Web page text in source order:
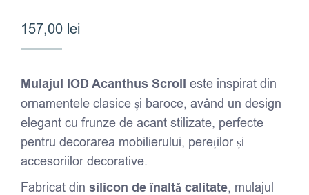
157,00 lei
Mulajul IOD Acanthus Scroll este inspirat din
ornamentele clasice și baroce, având un design
elegant cu frunze de acant stilizate, perfecte
pentru decorarea mobilierului, pereților și
accesoriilor decorative.
Fabricat din silicon de înaltă calitate, mulajul